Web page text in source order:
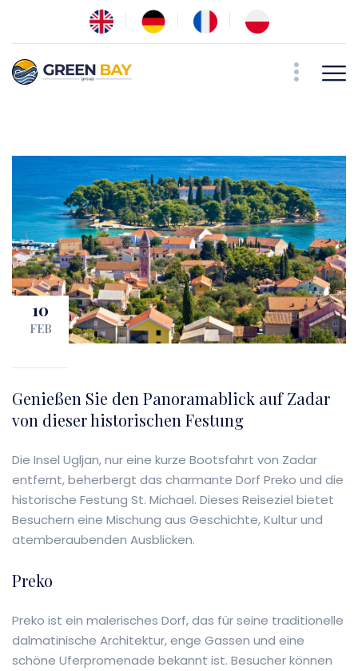
10
FEB
Genießen Sie den Panoramablick auf Zadar
von dieser historischen Festung
Die Insel Ugljan, nur eine kurze Bootsfahrt von Zadar
entfernt, beherbergt das charmante Dorf Preko und die
historische Festung St. Michael. Dieses Reiseziel bietet
Besuchern eine Mischung aus Geschichte, Kultur und
atemberaubenden Ausblicken.
Preko
Preko ist ein malerisches Dorf, das für seine traditionelle
dalmatinische Architektur, enge Gassen und eine
schöne Uferpromenade bekannt ist. Besucher können